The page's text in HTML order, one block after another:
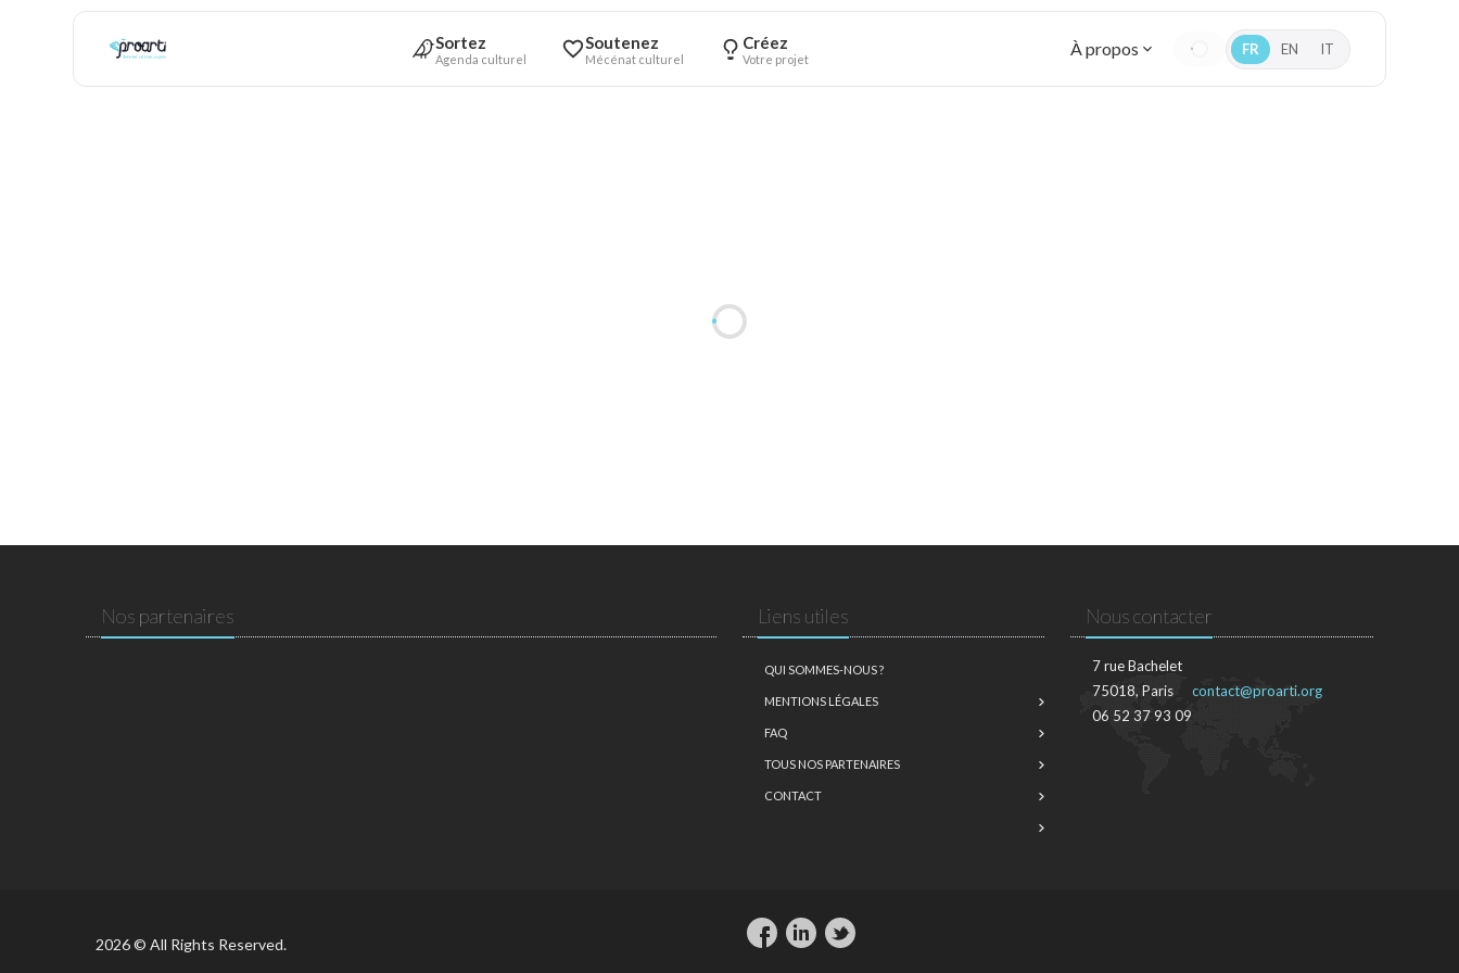
Sortez
Agenda culturel
Soutenez
Mécénat culturel
Créez
Votre projet À propos FR EN IT
Nos partenaires Liens utiles
QUI SOMMES-NOUS ?
MENTIONS LÉGALES
FAQ
TOUS NOS PARTENAIRES
CONTACT
Nous contacter
7 rue Bachelet
75018, Paris
06 52 37 93 09
contact@proarti.org
2026 © All Rights Reserved.